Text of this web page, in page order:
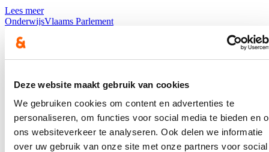
Deze website maakt gebruik van cookies
We gebruiken cookies om content en advertenties te
personaliseren, om functies voor social media te bieden en
ons websiteverkeer te analyseren. Ook delen we informatie
over uw gebruik van onze site met onze partners voor social
Lees meer
OnderwijsVlaams Parlement
Meer Westvlamingen doen beroep op arbeids-
ondersteunende maatregelen
09/02/23
Mensen met een handicap of chronische ziekte die werken, komen
onder bepaalde voorwaarden in aanmerking voor
tewerkstellingsondersteunende maatregelen. Uit cijfers die minister
van Werk Jo Brouns bekend maakte, blijkt dat het aantal mensen dat
beroep doet op deze ondersteunende maatregel jaar na jaar stijgt.